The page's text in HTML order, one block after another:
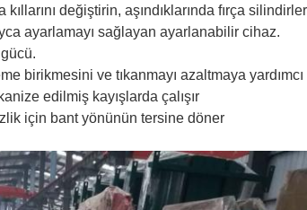
kıllarını değiştirin, aşındıklarında fırça
ayarlamayı sağlayan ayarlanabilir cihaz.
birikmesini ve tıkanmayı azaltmaya
edilmiş kayışlarda çalışır
için bant yönünün tersine döner